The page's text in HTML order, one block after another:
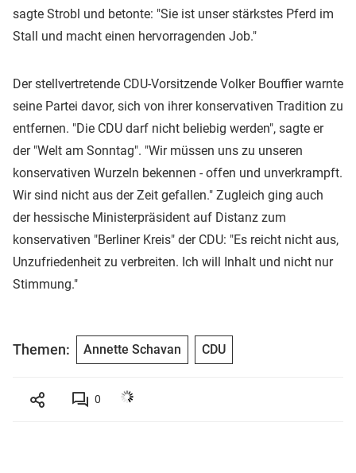
sagte Strobl und betonte: "Sie ist unser stärkstes Pferd im
Stall und macht einen hervorragenden Job."
Der stellvertretende CDU-Vorsitzende Volker Bouffier warnte
seine Partei davor, sich von ihrer konservativen Tradition zu
entfernen. "Die CDU darf nicht beliebig werden", sagte er
der "Welt am Sonntag". "Wir müssen uns zu unseren
konservativen Wurzeln bekennen - offen und unverkrampft.
Wir sind nicht aus der Zeit gefallen." Zugleich ging auch
der hessische Ministerpräsident auf Distanz zum
konservativen "Berliner Kreis" der CDU: "Es reicht nicht aus,
Unzufriedenheit zu verbreiten. Ich will Inhalt und nicht nur
Stimmung."
Themen: Annette Schavan CDU
0